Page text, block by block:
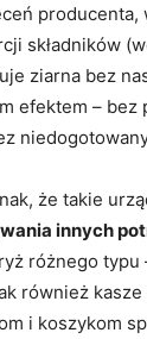
producenta,
składników
ziarna bez
efektem – bez
że takie
innych
różnego typu
również
i koszykom